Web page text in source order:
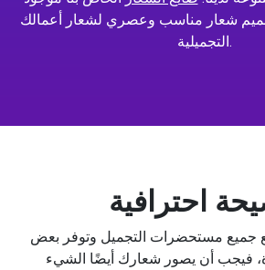
شعار مناسب وعصري لشعار أعمالك
التجميلية.
جميع مستحضرات التجميل وتوفر بعض
فيجب أن يصور شعارك أيضًا الشيء